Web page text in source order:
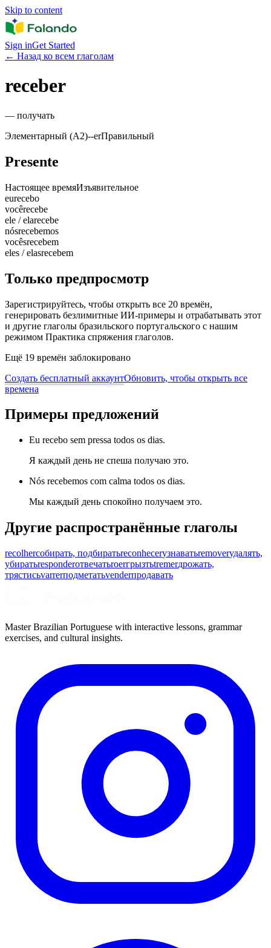
Skip to content
Sign inGet Started
← Назад ко всем глаголам
receber
— получать
Элементарный (A2)--erПравильный
Presente
Настоящее времяИзъявительное
eurecebo
vocêrecebe
ele / elarecebe
nósrecebemos
vocêsrecebem
eles / elasrecebem
Только предпросмотр
Зарегистрируйтесь, чтобы открыть все 20 времён,
генерировать безлимитные ИИ-примеры и отрабатывать этот
и другие глаголы бразильского португальского с нашим
режимом Практика спряжения глаголов.
Ещё 19 времён заблокировано
Создать бесплатный аккаунтОбновить, чтобы открыть все
времена
Примеры предложений
Eu recebo sem pressa todos os dias.
Я каждый день не спеша получаю это.
Nós recebemos com calma todos os dias.
Мы каждый день спокойно получаем это.
Другие распространённые глаголы
recolherсобирать, подбиратьreconhecerузнаватьremoverудалять,
убиратьresponderотвечатьroerгрызтьtremerдрожать,
трястисьvarrerподметатьvenderпродавать
Master Brazilian Portuguese with interactive lessons, grammar
exercises, and cultural insights.